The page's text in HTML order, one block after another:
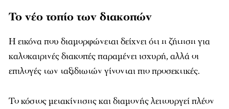
Το νέο τοπίο των διακοπών
Η εικόνα που διαμορφώνεται δείχνει ότι η ζήτηση για
καλοκαιρινές διακοπές παραμένει ισχυρή, αλλά οι
επιλογές των ταξιδιωτών γίνονται πιο προσεκτικές.
Το κόστος μετακίνησης και διαμονής λειτουργεί πλέον